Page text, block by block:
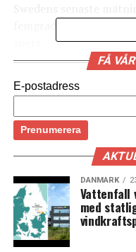
femgradig skala vilket
Lena Sellgren menar
”innovationsvänliga
grön omställning som
– Miljöteknik, digitala
energieffektivisering
enkätundersökningar.
Sellgren till TT och
utländska
under 2023-2024 såväl
Øresund)
FÅ
E-postadress
DANMARK
Vattenfall
med